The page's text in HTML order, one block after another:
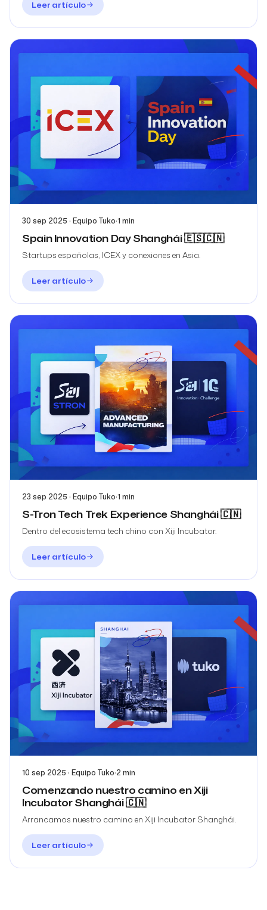
Leer artículo
30 sep 2025 · Equipo Tuko·1 min
Spain Innovation Day Shanghái 🇪🇸🇨🇳
Startups españolas, ICEX y conexiones en Asia.
Leer artículo
23 sep 2025 · Equipo Tuko·1 min
S-Tron Tech Trek Experience Shanghái 🇨🇳
Dentro del ecosistema tech chino con Xiji Incubator.
Leer artículo
10 sep 2025 · Equipo Tuko·2 min
Comenzando nuestro camino en Xiji
Incubator Shanghái 🇨🇳
Arrancamos nuestro camino en Xiji Incubator Shanghái.
Leer artículo